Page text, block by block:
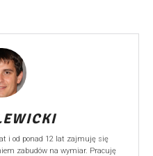
i od ponad 12 lat zajmuję się
zabudów na wymiar. Pracuję